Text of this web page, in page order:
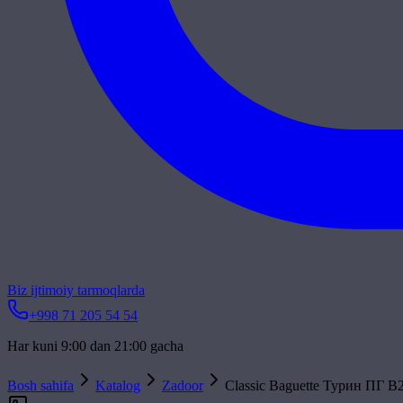
Biz ijtimoiy tarmoqlarda
+998 71 205 54 54
Har kuni 9:00 dan 21:00 gacha
Bosh sahifa Katalog Zadoor
Classic Baguette Турин ПГ